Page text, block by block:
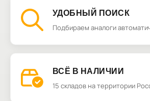
УДОБНЫЙ ПОИСК
Подбираем аналоги
ВСЁ В НАЛИЧИИ
15 складов на территории